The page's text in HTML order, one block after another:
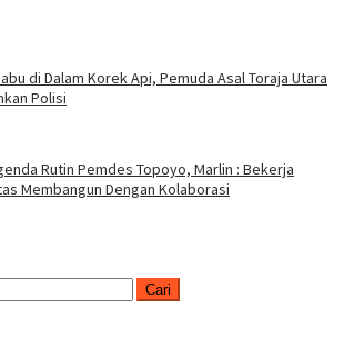
di Dalam Korek Api, Pemuda Asal Toraja Utara
Polisi
Rutin Pemdes Topoyo, Marlin : Bekerja
Membangun Dengan Kolaborasi